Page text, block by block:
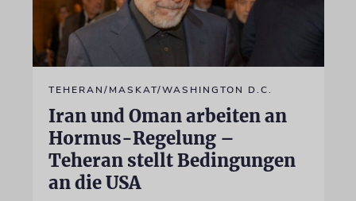
TEHERAN/MASKAT/WASHINGTON D.C.
Iran und Oman arbeiten an
Hormus-Regelung –
Teheran stellt Bedingungen
an die USA